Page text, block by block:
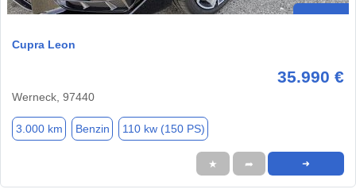
Cupra Leon
35.990 €
Werneck, 97440
3.000 km Benzin 110 kw (150 PS)
★ ➦ ➜